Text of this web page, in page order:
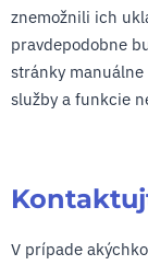
znemožnili ich
pravdepodobne
stránky
služby a funkcie
V prípade